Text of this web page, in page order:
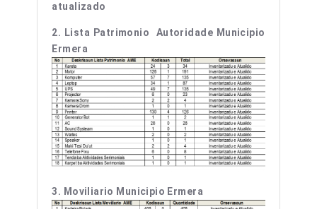
atualizado
2. Lista Patrimonio Autoridade Municipio
Ermera
3. Moviliario Municipio Ermera